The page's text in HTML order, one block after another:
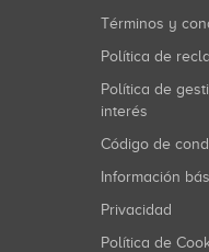
Términos y
Política de
Política de gestión de conflictos de
interés
Código de
Información
Privacidad
Política de